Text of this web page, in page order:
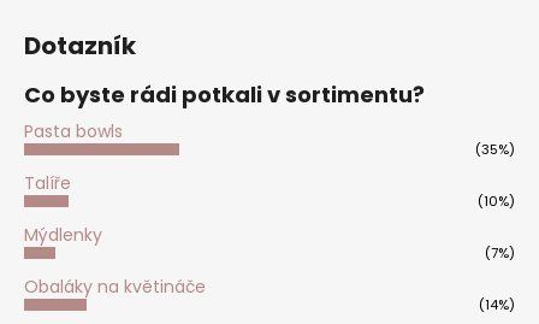
Dotazník
Co byste rádi potkali v sortimentu?
Pasta bowls
(35%)
Talíře
(10%)
Mýdlenky
(7%)
Obaláky na květináče
(14%)